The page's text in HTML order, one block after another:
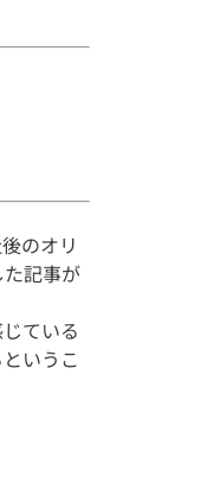
のオリ
記事が
ている
いうこ